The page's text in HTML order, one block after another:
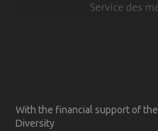
With the financial support of
Diversity